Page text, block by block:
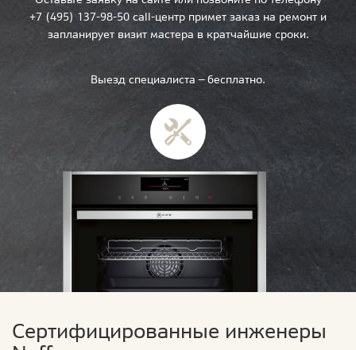
+7 (495) 137-98-50 call-центр примет заказ на ремонт и
запланирует визит мастера в кратчайшие сроки.
Выезд специалиста — бесплатно.
Сертифицированные инженеры